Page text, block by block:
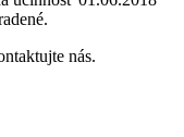
nás.